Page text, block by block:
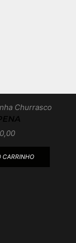
Churrasco
CARRINHO